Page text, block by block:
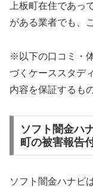
上板町在住であっ
がある業者でも、
※以下の口コミ・
づくケーススタデ
内容を保証するも
ソフト闇金ハ
町の被害報告
ソフト闇金ハナビ